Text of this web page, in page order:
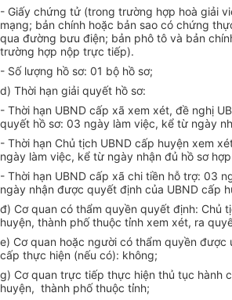
- Giấy chứng tử (trong trường hợp hoà giải
mạng; bản chính hoặc bản sao có chứng
qua đường bưu điện; bản phô tô và bản
trường hợp nộp trực tiếp).
- Số lượng hồ sơ: 01 bộ hồ sơ;
d) Thời hạn giải quyết hồ sơ:
- Thời hạn UBND cấp xã xem xét, đề nghị
quyết hồ sơ: 03 ngày làm việc, kể từ ngày
- Thời hạn Chủ tịch UBND cấp huyện xem
ngày làm việc, kể từ ngày nhận đủ hồ sơ
- Thời hạn UBND cấp xã chi tiền hỗ trợ: 03
ngày nhận được quyết định của UBND cấp
đ) Cơ quan có thẩm quyền quyết định: Chủ
huyện, thành phố thuộc tỉnh xem xét, ra
e) Cơ quan hoặc người có thẩm quyền được
cấp thực hiện (nếu có): không;
g) Cơ quan trực tiếp thực hiện thủ tục hành
huyện, thành phố thuộc tỉnh;